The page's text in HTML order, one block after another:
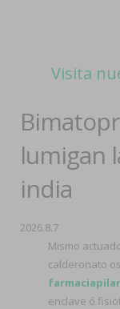
Visita
lumigan
india
2026.8.7
Mismo
calderonato
enclave ó